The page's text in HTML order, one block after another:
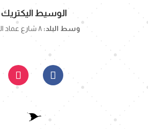
الوسيط اليكتريك
وسط البلد: ٨ شارع عماد الدين